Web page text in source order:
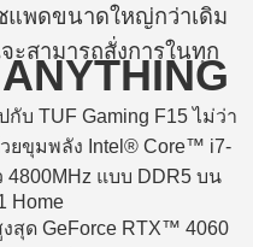
แพดขนาดใหญ่กว่าเดิม
ะสามารถสั่งการในทุก
บ TUF Gaming F15 ไม่ว่า
ยขุมพลัง Intel® Core™ i7-
4800MHz แบบ DDR5 บน
Home
สุด GeForce RTX™ 4060